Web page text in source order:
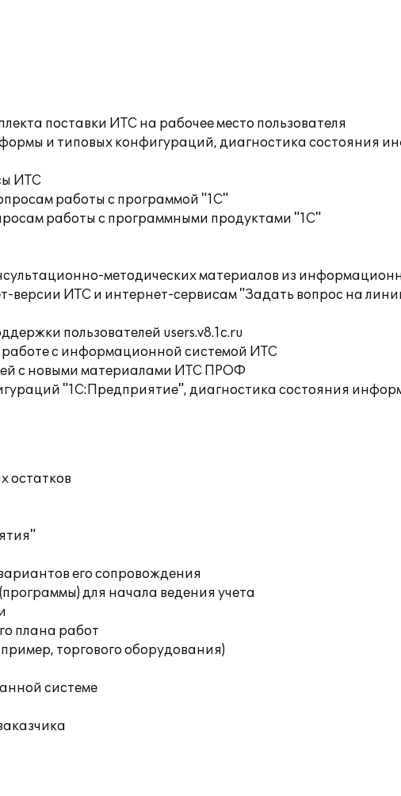
поставки ИТС на рабочее место пользователя
и типовых конфигураций, диагностика состояния
ИТС
работы с программой "1С"
работы с программными продуктами "1С"
методических материалов из
версии ИТС и интернет-сервисам "Задать вопрос на
пользователей users.v8.1c.ru
с информационной системой ИТС
с новыми материалами ИТС ПРОФ
"1С:Предприятие", диагностика состояния
остатков
его сопровождения
для начала ведения учета
плана работ
торгового оборудования)
системе